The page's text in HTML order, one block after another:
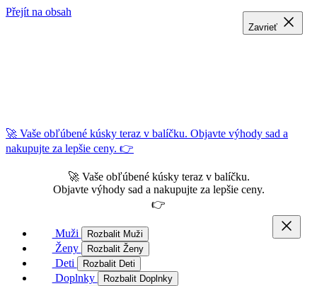
Přejít na obsah
🚀 Vaše obľúbené kúsky teraz v balíčku. Objavte výhody sad a
nakupujte za lepšie ceny. 👉
🚀 Vaše obľúbené kúsky teraz v balíčku.
Objavte výhody sad a nakupujte za lepšie ceny.
👉
Muži Rozbalit Muži
Ženy Rozbalit Ženy
Deti Rozbalit Deti
Doplnky Rozbalit Doplnky
Zavrieť
Zavrieť
Zavrieť